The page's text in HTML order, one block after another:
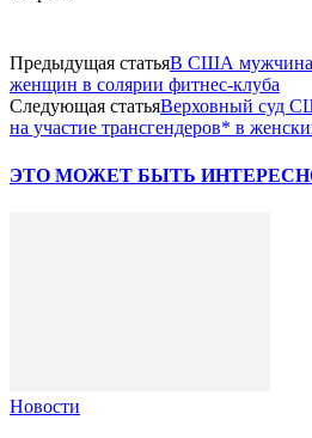
Предыдущая статьяВ США мужчина
женщин в солярии фитнес-клуба
Следующая статьяВерховный суд
на участие трансгендеров* в
ЭТО МОЖЕТ БЫТЬ
Новости